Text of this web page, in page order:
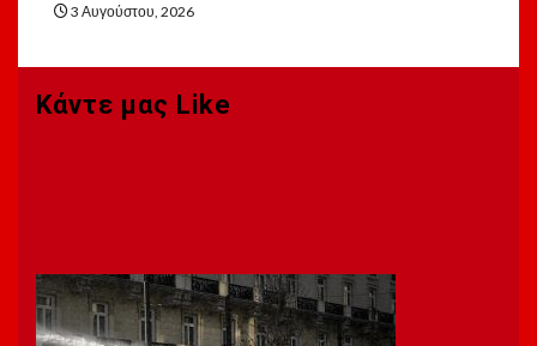
3 Αυγούστου, 2026
Κάντε μας Like